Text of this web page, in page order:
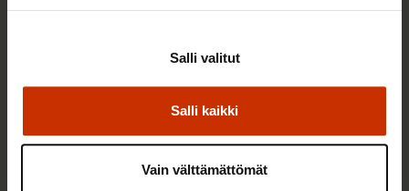
Salli kaikki
Salli valitut
Vain välttämättömät
Liity ammattiliittoon
Tilaa SAK:n uutiskirje.